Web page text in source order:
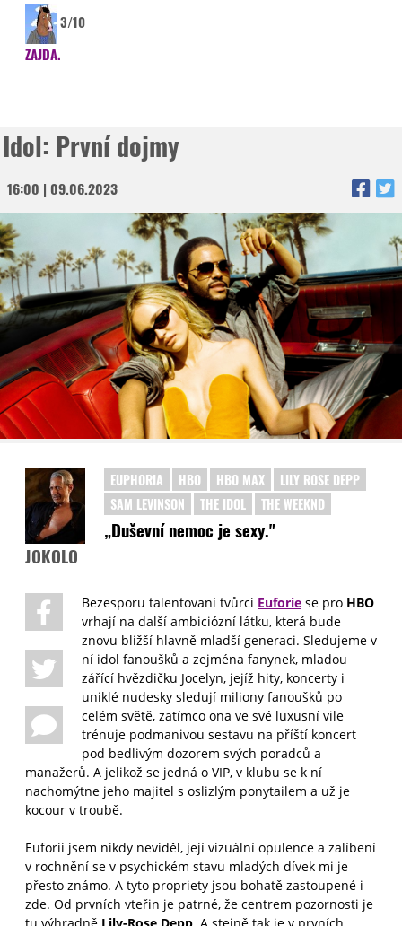
3/10
ZAJDA.
Idol: První dojmy
16:00 | 09.06.2023
JOKOLO
EUPHORIA HBO HBO MAX
LILY ROSE DEPP
SAM LEVINSON
THE IDOL THE WEEKND
„Duševní nemoc je sexy."
Bezesporu talentovaní tvůrci Euforie se pro HBO
vrhají na další ambiciózní látku, která bude
znovu bližší hlavně mladší generaci. Sledujeme v
ní idol fanoušků a zejména fanynek, mladou
zářící hvězdičku Jocelyn, jejíž hity, koncerty i
uniklé nudesky sledují miliony fanoušků po
celém světě, zatímco ona ve své luxusní vile
trénuje podmanivou sestavu na příští koncert
pod bedlivým dozorem svých poradců a
manažerů. A jelikož se jedná o VIP, v klubu se k ní
nachomýtne jeho majitel s oslizlým ponytailem a už je
kocour v troubě.
Euforii jsem nikdy neviděl, její vizuální opulence a zalíbení
v rochnění se v psychickém stavu mladých dívek mi je
přesto známo. A tyto propriety jsou bohatě zastoupené i
zde. Od prvních vteřin je patrné, že centrem pozornosti je
tu výhradně Lily-Rose Depp . A stejně tak je v prvních